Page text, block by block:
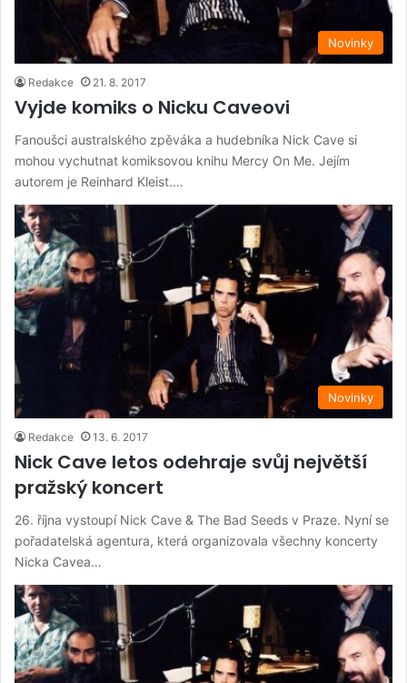
Novinky
Redakce 21. 8. 2017
Vyjde komiks o Nicku Caveovi
Fanoušci australského zpěváka a hudebníka Nick Cave si
mohou vychutnat komiksovou knihu Mercy On Me. Jejím
autorem je Reinhard Kleist.…
Novinky
Redakce 13. 6. 2017
Nick Cave letos odehraje svůj největší
pražský koncert
26. října vystoupí Nick Cave & The Bad Seeds v Praze. Nyní se
pořadatelská agentura, která organizovala všechny koncerty
Nicka Cavea…